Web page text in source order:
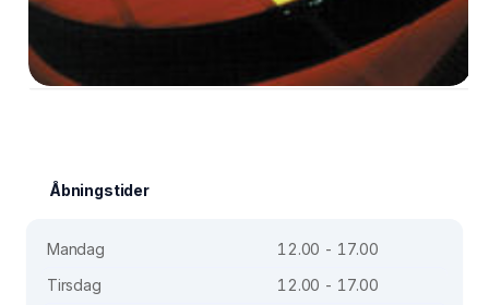
Åbningstider
Mandag
12.00 - 17.00
Tirsdag
12.00 - 17.00